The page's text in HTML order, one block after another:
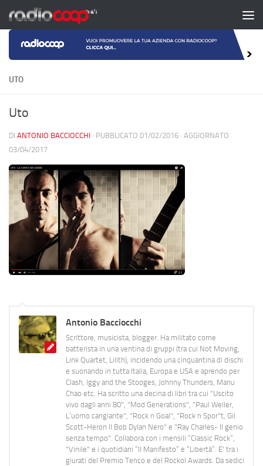
Salta al contenuto
UTO
Uto
DI ANTONIO BACCIOCCHI · PUBBLICATO 01/02/2016 · AGGIORNATO
03/04/2017
Antonio Bacciocchi
Scrittore, musicista, blogger. Ha militato come
batterista in una ventina di gruppi (tra cui Not Moving,
Link Quartet, Lilith), incidendo una cinquantina di dischi
e suonando in tutta Italia, Europa e USA e aprendo per
Clash, Iggy and the Stooges, Johnny Thunders, Manu
Chao etc. Ha scritto una decina di libri tra cui "Uscito
vivo dagli anni 80", "Mod Generations", "Paul Weller,
L’uomo cangiante", "Rock n Goal", "Rock n Spor"t, Gil
Scott-Heron Il Bob Dylan Nero" e "Ray Charles- Il genio
senza tempo". Collabora con i mensili “Classic Rock”,
"Vinile" e i quotidiani “Il Manifesto” e “Libertà”. E' tra i
giurati del Premio Tenco e del Rockol Awards. Da sedici